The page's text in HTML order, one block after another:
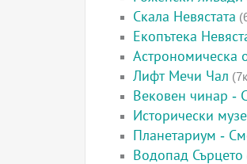
Скала Невястата
Екопътека
Астрономическа
Лифт Мечи Чал
Вековен чинар -
Исторически
Планетариум -
Водопад Сърцето